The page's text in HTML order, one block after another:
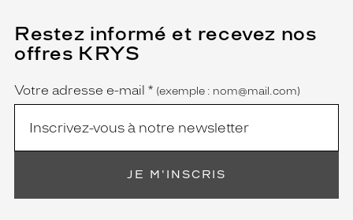
Restez informé et recevez nos
offres KRYS
Name
Votre adresse e-mail *
(Ce
champ
est
(exemple : nom@mail.com)
JE M'INSCRIS